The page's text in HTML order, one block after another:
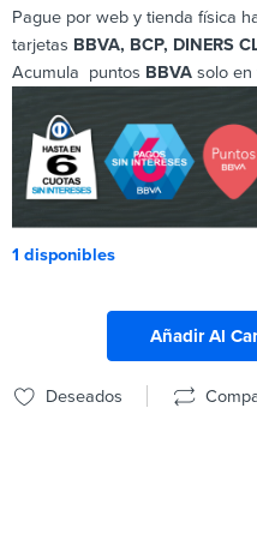
Pague por web y tienda física
tarjetas BBVA, BCP, DINERS
Acumula puntos BBVA solo en
1 disponibles
Añadir Al
Deseados